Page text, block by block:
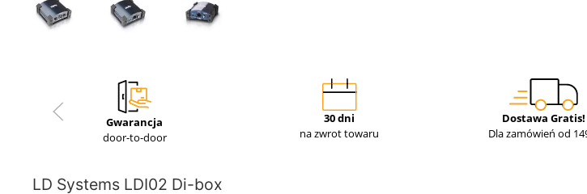
Gwarancja
door-to-door
30 dni
na zwrot towaru
Dostawa Gratis!
Dla zamówień od
LD Systems LDI02 Di-box